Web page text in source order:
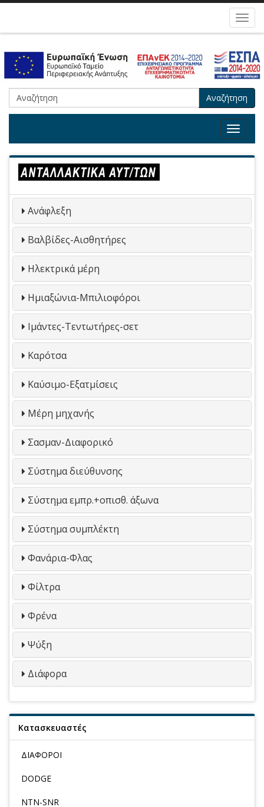
Αναζήτηση
Toggle
Ανάφλεξη
Βαλβίδες-Αισθητήρες
Ηλεκτρικά μέρη
Ημιαξώνια-Μπιλιοφόροι
Ιμάντες-Τεντωτήρες-σετ
Καρότσα
Καύσιμο-Εξατμίσεις
Μέρη μηχανής
Σασμαν-Διαφορικό
Σύστημα διεύθυνσης
Σύστημα εμπρ.+οπισθ. άξωνα
Σύστημα συμπλέκτη
Φανάρια-Φλας
Φίλτρα
Φρένα
Ψύξη
Διάφορα
Κατασκευαστές
ΔΙΑΦΟΡΟΙ
DODGE
NTN-SNR